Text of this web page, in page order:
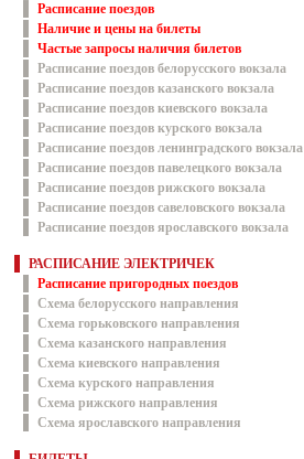
Расписание поездов
Наличие и цены на билеты
Частые запросы наличия билетов
Расписание поездов белорусского вокзала
Расписание поездов казанского вокзала
Расписание поездов киевского вокзала
Расписание поездов курского вокзала
Расписание поездов ленинградского вокзала
Расписание поездов павелецкого вокзала
Расписание поездов рижского вокзала
Расписание поездов савеловского вокзала
Расписание поездов ярославского вокзала
РАСПИСАНИЕ ЭЛЕКТРИЧЕК
Расписание пригородных поездов
Схема белорусского направления
Схема горьковского направления
Схема казанского направления
Схема киевского направления
Схема курского направления
Схема рижского направления
Схема ярославского направления